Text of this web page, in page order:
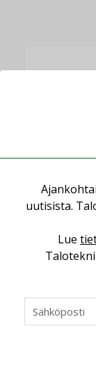
LEHDEN
Jarno
saman
erilliset
uutisista.
Lue